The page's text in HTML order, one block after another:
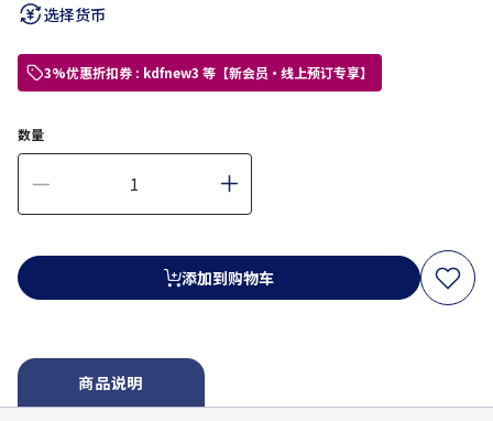
选择货币
3%优惠折扣券 : kdfnew3 等【新会员・线上预订专享】
数量
添加到购物车
商品说明